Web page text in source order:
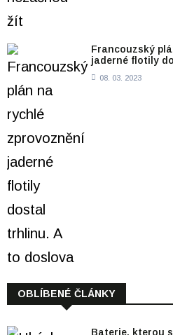
Francouzský
jaderné flotily
08. 03. 2023
OBLÍBENÉ ČLÁNKY
Baterie, kterou